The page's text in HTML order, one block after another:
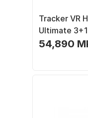
Tracker VR
Ultimate
station, i zi
54,890